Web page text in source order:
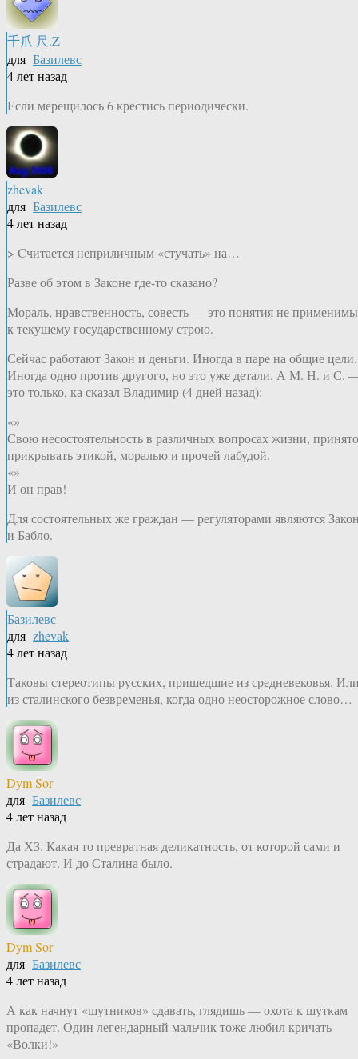
千爪 尺.Z
для Базилевс
4 лет назад
Если мерещилось 6 крестись периодически.
zhevak
для Базилевс
4 лет назад
> Cчитается неприличным «стучать» на…
Разве об этом в Законе где-то сказано?
Мораль, нравственность, совесть — это понятия не применимы
к текущему государственному строю.
Сейчас работают Закон и деньги. Иногда в паре на общие цели.
Иногда одно против другого, но это уже детали. А М. Н. и С.
это только, ка сказал Владимир (4 дней назад):
«»
Свою несостоятельность в различных вопросах жизни, принято
прикрывать этикой, моралью и прочей лабудой.
«»
И он прав!
Для состоятельных же граждан — регуляторами являются
и Бабло.
Базилевс
для zhevak
4 лет назад
Таковы стереотипы русских, пришедшие из средневековья.
из сталинского безвременья, когда одно неосторожное слово…
Dym Sor
для Базилевс
4 лет назад
Да ХЗ. Какая то превратная деликатность, от которой сами и
страдают. И до Сталина было.
Dym Sor
для Базилевс
4 лет назад
А как начнут «шутников» сдавать, глядишь — охота к шуткам
пропадет. Один легендарный мальчик тоже любил кричать
«Волки!»